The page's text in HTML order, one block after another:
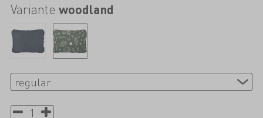
Variante woodland